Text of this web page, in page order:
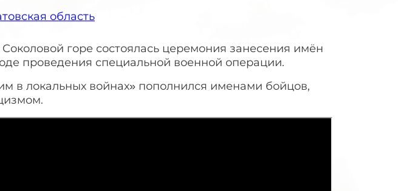
область
горе состоялась церемония занесения имён
проведения специальной военной операции.
в локальных войнах» пополнился именами бойцов,